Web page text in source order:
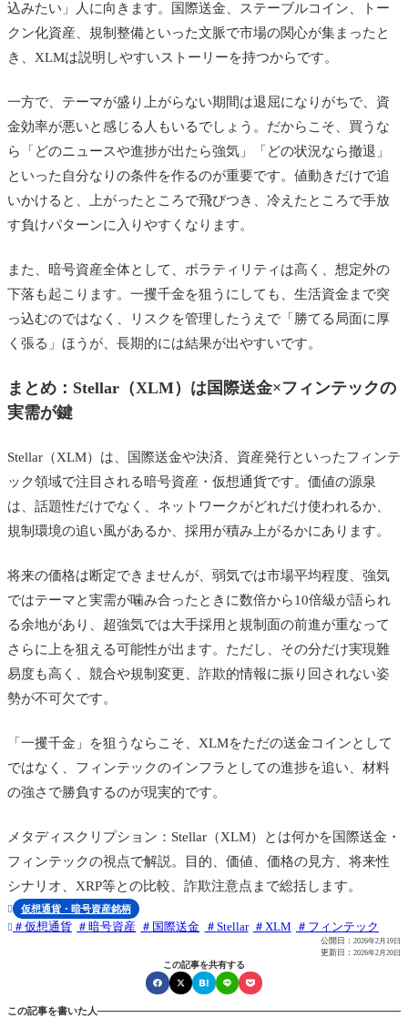
込みたい」人に向きます。国際送金、ステーブルコイン、トー
クン化資産、規制整備といった文脈で市場の関心が集まったと
き、XLMは説明しやすいストーリーを持つからです。
一方で、テーマが盛り上がらない期間は退屈になりがちで、資
金効率が悪いと感じる人もいるでしょう。だからこそ、買うな
ら「どのニュースや進捗が出たら強気」「どの状況なら撤退」
といった自分なりの条件を作るのが重要です。値動きだけで追
いかけると、上がったところで飛びつき、冷えたところで手放
す負けパターンに入りやすくなります。
また、暗号資産全体として、ボラティリティは高く、想定外の
下落も起こります。一攫千金を狙うにしても、生活資金まで突
っ込むのではなく、リスクを管理したうえで「勝てる局面に厚
く張る」ほうが、長期的には結果が出やすいです。
まとめ：Stellar（XLM）は国際送金×フィンテックの
実需が鍵
Stellar（XLM）は、国際送金や決済、資産発行といったフィンテ
ック領域で注目される暗号資産・仮想通貨です。価値の源泉
は、話題性だけでなく、ネットワークがどれだけ使われるか、
規制環境の追い風があるか、採用が積み上がるかにあります。
将来の価格は断定できませんが、弱気では市場平均程度、強気
ではテーマと実需が噛み合ったときに数倍から10倍級が語られ
る余地があり、超強気では大手採用と規制面の前進が重なって
さらに上を狙える可能性が出ます。ただし、その分だけ実現難
易度も高く、競合や規制変更、詐欺的情報に振り回されない姿
勢が不可欠です。
「一攫千金」を狙うならこそ、XLMをただの送金コインとして
ではなく、フィンテックのインフラとしての進捗を追い、材料
の強さで勝負するのが現実的です。
メタディスクリプション：Stellar（XLM）とは何かを国際送金・
フィンテックの視点で解説。目的、価値、価格の見方、将来性
シナリオ、XRP等との比較、詐欺注意点まで総括します。
 仮想通貨・暗号資産銘柄
 仮想通貨 暗号資産 国際送金 Stellar XLM フィンテック
公開日： 2026年2月19日
更新日： 2026年2月20日
この記事を共有する
この記事を書いた人